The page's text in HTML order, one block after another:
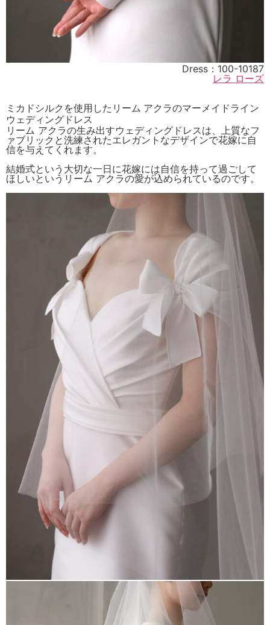
Dress： 100-10187
レラ ローズ
ミカドシルクを使用したリーム アクラのマーメイドライン
ウェディングドレス
リーム アクラの生み出すウェディングドレスは、上質なフ
ァブリックと洗練されたエレガントなデザインで花嫁に自
信を与えてくれます。
結婚式という大切な一日に花嫁には自信を持って過ごして
ほしいというリーム アクラの愛が込められているのです。